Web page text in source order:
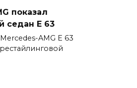
показал
седан E 63
AMG E 63